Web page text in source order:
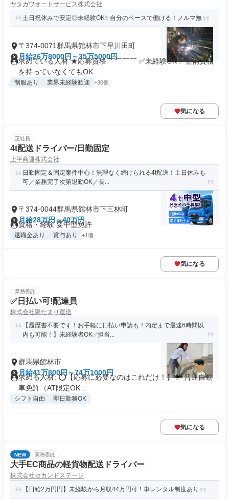
ヤタガワオートサービス株式会社
土日祝休みで安定◎未経験OK✨自分のペースで働ける！ノルマ無
〒374-0071群馬県館林市下早川田町
月給26万8000円～35万5000円
求めている人材 ★応募資格 ￣￣￣￣ ✅未経験OK ✅整備資格
を持っていなくてもOK ...
制服あり 業界未経験歓迎 +30個
気になる
正社員
4t配送ドライバー/日勤固定
上平商運株式会社
日勤固定＆固定案件中心！無理なく続けられる4t配送！土日休みも
可／業務完了次第退勤OK／長...
〒374-0044群馬県館林市下三林町
月給28万円～40万円
資格・経験 要中型免許
退職金あり 賞与あり +1個
気になる
業務委託
✅日払い可!配達員
株式会社陽だまり運送
【履歴書不要です！お手軽に日払い申請も！内定まで最速6時間以
内も可能！】未経験者OK✅担当...
群馬県館林市
月給41万800円～74万1000円
求める人材: ⭕️【応募に必要なのはこれだけ！】 ✅ 普通自動
車免許（AT限定OK...
シフト自由 即日勤務OK
気になる
NEW 業務委託
大手EC商品の軽貨物配送ドライバー
株式会社セカンドステージ
【日給2万円円】未経験から月収44万円可！車レンタル制度あり